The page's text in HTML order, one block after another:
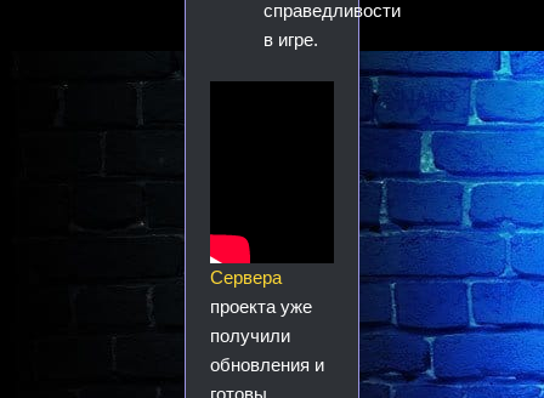
справедливости
в игре.
Сервера
проекта уже
получили
обновления и